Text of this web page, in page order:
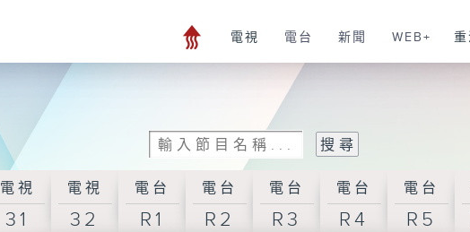
電視 電台 新聞 WEB+ 重
電視
31
電視
32
電台
R1
電台
R2
電台
R3
電台
R4
電台
R5